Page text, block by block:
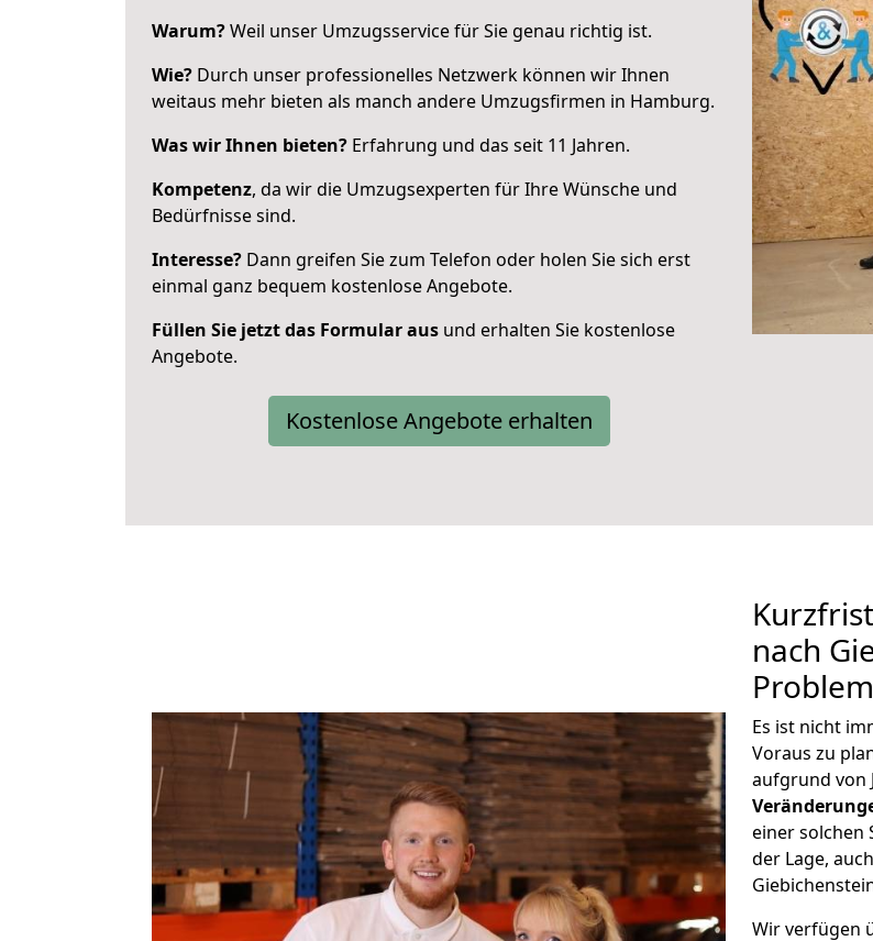
Warum?Weil unser Umzugsservice für Sie genau richtig ist.
Wie? Durch unser professionelles Netzwerk können wir Ihnen
weitaus mehr bieten als manch andere Umzugsfirmen in Hamburg.
Was wir Ihnen bieten? Erfahrung und das seit 11 Jahren.
Kompetenz, da wir die Umzugsexperten für Ihre Wünsche und
Bedürfnisse sind.
Interesse? Dann greifen Sie zum Telefon oder holen Sie sich erst
einmal ganz bequem kostenlose Angebote.
Füllen Sie jetzt das Formular aus und erhalten Sie kostenlose
Angebote.
Kostenlose Angebote erhalten
nach
Es ist nicht
Voraus zu
aufgrund von
einer solchen
der Lage,
Wir verfügen